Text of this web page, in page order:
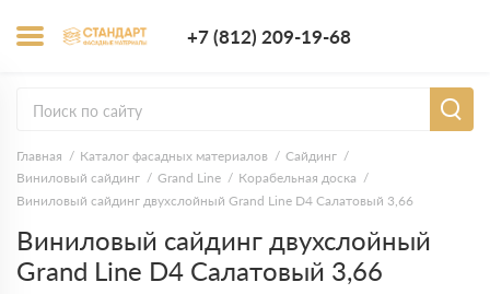
+7 (812) 209-19-68
Главная Каталог фасадных материалов
Сайдинг
Виниловый сайдинг
Grand Line
Корабельная доска
Виниловый сайдинг двухслойный Grand Line D4 Салатовый 3,66
Виниловый сайдинг двухслойный
Grand Line D4 Салатовый 3,66